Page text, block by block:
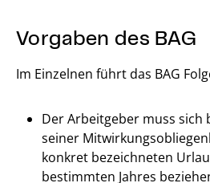
Vorgaben des BAG
Im Einzelnen führt das BAG
Der Arbeitgeber muss sich
seiner
konkret bezeichneten
bestimmten Jahres